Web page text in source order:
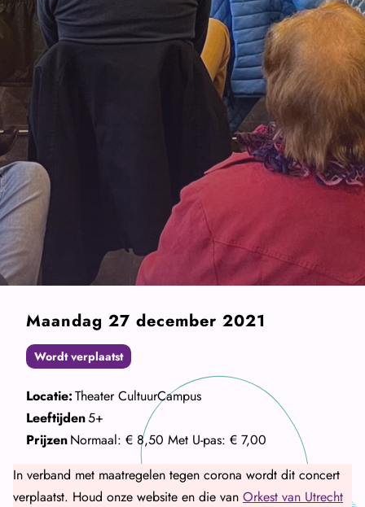
In verband met maatregelen tegen corona wordt dit concert
verplaatst. Houd onze website en die van Orkest van Utrecht
Maandag 27 december 2021
Wordt verplaatst
Locatie:Theater CultuurCampus
Leeftijden5+
PrijzenNormaal: € 8,50 Met U-pas: € 7,00